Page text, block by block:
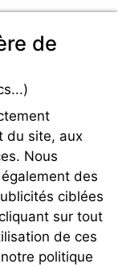
de
du site, aux
Nous
des
ciblées
sur tout
de ces
politique